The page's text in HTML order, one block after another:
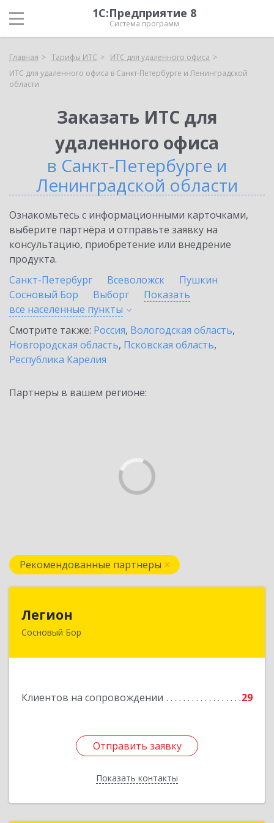
1С:Предприятие 8
Система программ
Главная Тарифы ИТС
ИТС для удаленного офиса
ИТС для удаленного офиса в Санкт-Петербурге и Ленинградской
области
Заказать ИТС для
удаленного офиса
в Санкт-Петербурге и
Ленинградской области
Ознакомьтесь с информационными карточками,
выберите партнёра и отправьте заявку на
консультацию, приобретение или внедрение
продукта.
Санкт-Петербург
Всеволожск
Пушкин
Сосновый Бор
Выборг
Показать
все населенные пункты
Смотрите также: Россия, Вологодская область,
Новгородская область, Псковская область,
Республика Карелия
Партнеры в вашем регионе:
Рекомендованные партнеры
Легион
Сосновый Бор
Клиентов на сопровождении 29
Отправить заявку
Показать контакты
188544, Ленинградская обл, Сосновый Бор г,
Отправить заявку
Назад